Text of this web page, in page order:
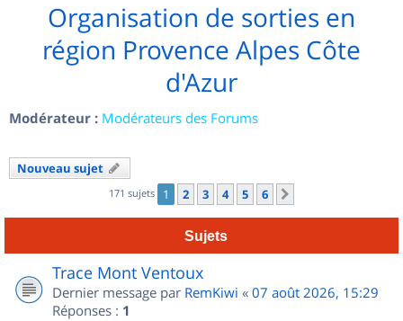
Organisation de sorties en
région Provence Alpes Côte
d'Azur
Modérateur : Modérateurs des Forums
Nouveau sujet
171 sujets 1 2 3 4 5 6
Sujets
Trace Mont Ventoux
Dernier message par RemKiwi « 07 août 2026, 15:29
Réponses : 1